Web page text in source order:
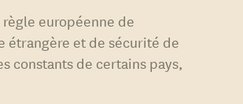
européenne de
étrangère et de sécurité de
constants de certains pays,